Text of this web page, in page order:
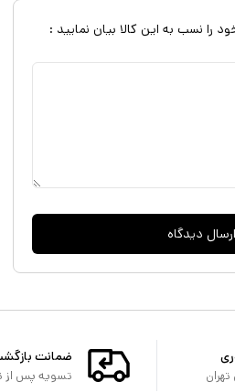
خود شکایت دارند . از طرف دیگر این دو
محصول پیش رو با نوآوری توانسته است
را نسب به این کالا بیان نمایید :
ارسال دیدگاه
ضمانت
تسویه پس از